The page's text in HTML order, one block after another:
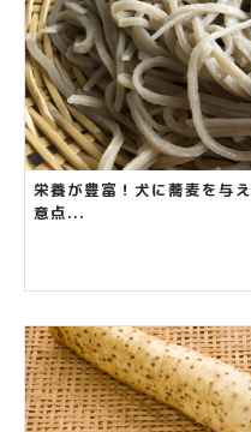
栄養が豊富！犬に蕎麦を与
意点...